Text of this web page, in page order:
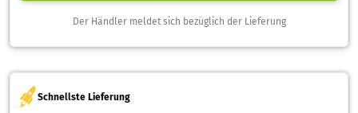
Der Händler meldet sich bezüglich der Lieferung
Schnellste Lieferung